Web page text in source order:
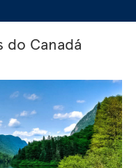
do Canadá